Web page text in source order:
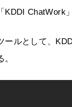
ChatWork
ールとして、